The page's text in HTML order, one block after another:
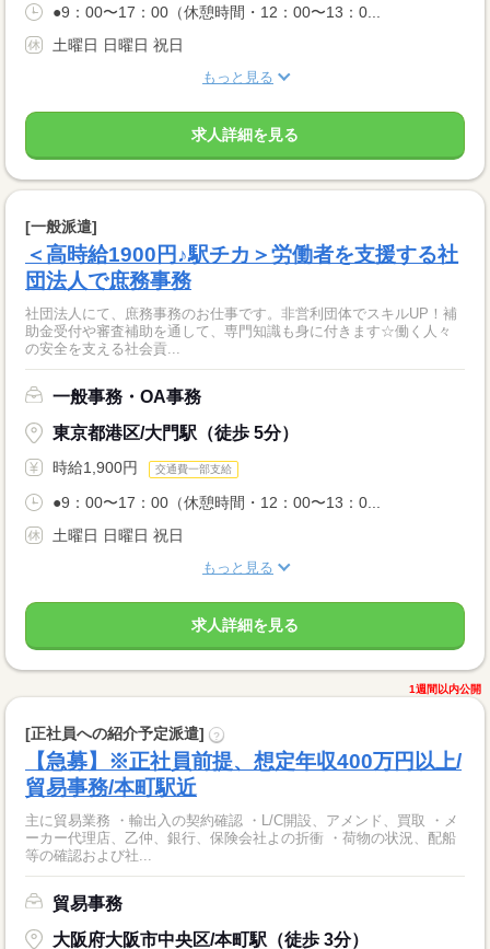
●9：00〜17：00（休憩時間・12：00〜13：0...
土曜日 日曜日 祝日
もっと見る
求人詳細を見る
[一般派遣]
＜高時給1900円♪駅チカ＞労働者を支援する社
団法人で庶務事務
社団法人にて、庶務事務のお仕事です。非営利団体でスキルUP！補
助金受付や審査補助を通して、専門知識も身に付きます☆働く人々
の安全を支える社会貢...
一般事務・OA事務
東京都港区/大門駅（徒歩 5分）
時給1,900円 交通費一部支給
●9：00〜17：00（休憩時間・12：00〜13：0...
土曜日 日曜日 祝日
もっと見る
求人詳細を見る
1週間以内公開
[正社員への紹介予定派遣] ?
【急募】※正社員前提、想定年収400万円以上/
貿易事務/本町駅近
主に貿易業務 ・輸出入の契約確認 ・L/C開設、アメンド、買取 ・メ
ーカー代理店、乙仲、銀行、保険会社よの折衝 ・荷物の状況、配船
等の確認および社...
貿易事務
大阪府大阪市中央区/本町駅（徒歩 3分）